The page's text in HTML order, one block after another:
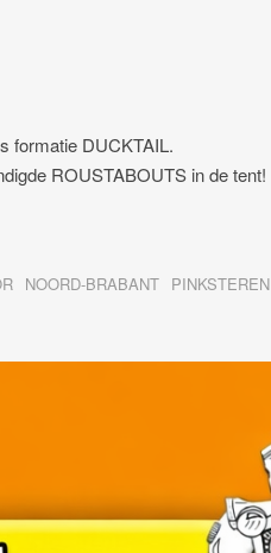
formatie DUCKTAIL.
ROUSTABOUTS in de tent!
NOORD-BRABANT PINKSTEREN